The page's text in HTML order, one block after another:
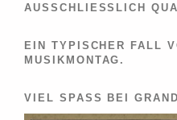
USSCHLIESSLICH
EIN TYPISCHER FALL
MUSIKMONTAG.
VIEL SPASS BEI